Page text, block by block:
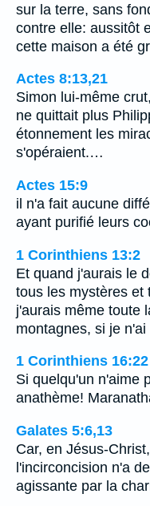
sur la terre, sans
contre elle: aussitôt
cette maison a été
Actes 8:13,21
Simon lui-même
ne quittait plus
étonnement les
s'opéraient.…
Actes 15:9
il n'a fait aucune
ayant purifié leurs
1 Corinthiens 13:2
Et quand j'aurais le
tous les mystères et
j'aurais même toute
montagnes, si je
1 Corinthiens 16:22
Si quelqu'un n'aime
anathème!
Galates 5:6,13
Car, en Jésus-
l'incirconcision n'a
agissante par la